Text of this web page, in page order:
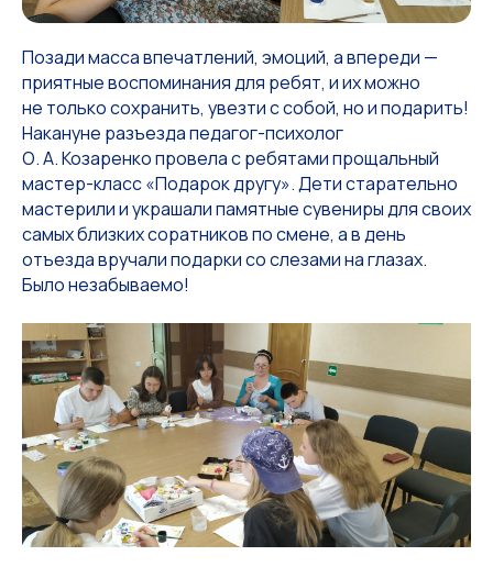
Позади масса впечатлений, эмоций, а впереди —
приятные воспоминания для ребят, и их можно
не только сохранить, увезти с собой, но и подарить!
Накануне разъезда педагог-психолог
О. А. Козаренко провела с ребятами прощальный
мастер-класс «Подарок другу». Дети старательно
мастерили и украшали памятные сувениры для своих
самых близких соратников по смене, а в день
отъезда вручали подарки со слезами на глазах.
Было незабываемо!